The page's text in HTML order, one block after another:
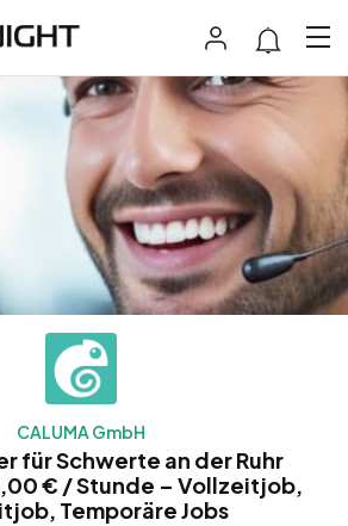
CALUMA GmbH
für Schwerte an der Ruhr
€ / Stunde – Vollzeitjob,
Temporäre Jobs